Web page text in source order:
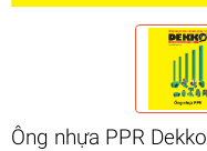
Ông nhựa PPR Dekko